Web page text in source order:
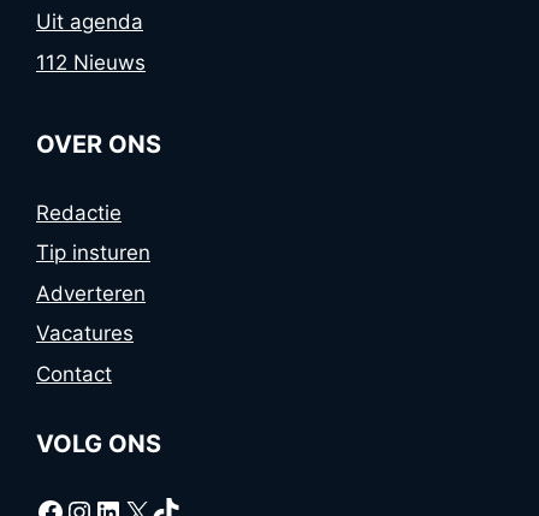
Uit agenda
112 Nieuws
OVER ONS
Redactie
Tip insturen
Adverteren
Vacatures
Contact
VOLG ONS